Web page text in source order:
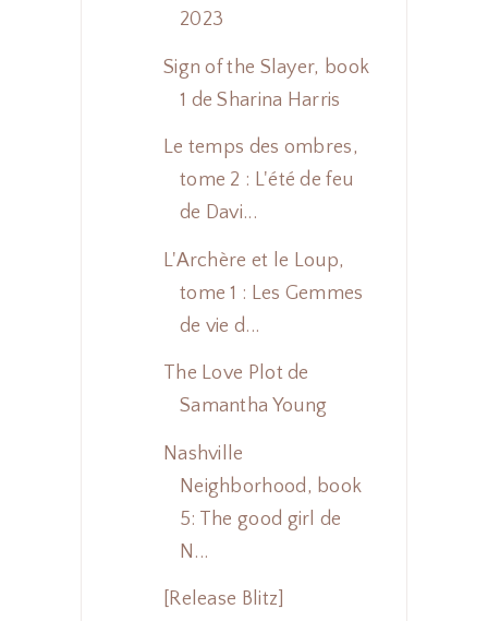
2023
Sign of the Slayer, book
1 de Sharina Harris
Le temps des ombres,
tome 2 : L'été de feu
de Davi...
L'Archère et le Loup,
tome 1 : Les Gemmes
de vie d...
The Love Plot de
Samantha Young
Nashville
Neighborhood, book
5: The good girl de
N...
[Release Blitz]